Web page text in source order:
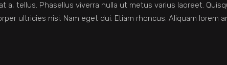
a, tellus. Phasellus viverra nulla ut metus varius laoreet.
ultricies nisi. Nam eget dui. Etiam rhoncus. Aliquam lorem